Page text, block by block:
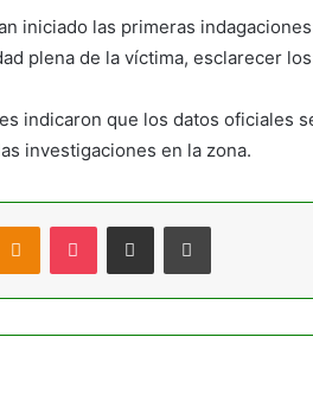
iniciado las primeras
plena de la víctima, esclarecer
indicaron que los datos oficiales
investigaciones en la zona.
Odnoklassniki
Pocket Compartir por correo electrónicoImprimir